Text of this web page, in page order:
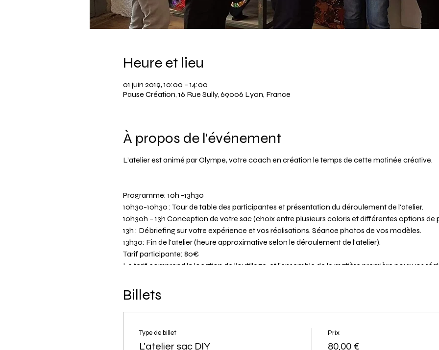
Heure et lieu
01 juin 2019, 10:00 – 14:00
Pause Création, 16 Rue Sully, 69006 Lyon, France
À propos de l'événement
L’atelier est animé par Olympe, votre coach en création le temps de cette matinée créative.
Programme: 10h -13h30
10h30-10h30 : Tour de table des participantes et présentation du déroulement de l'atelier.
10h30h – 13h Conception de votre sac (choix entre plusieurs coloris et différentes options de
13h : Débriefing sur votre expérience et vos réalisations. Séance photos de vos modèles.
13h30: Fin de l'atelier (heure approximative selon le déroulement de l’atelier).
Tarif participante: 80€
Le tarif comprend la location de l'outillage, et l'ensemble de la matière première pour vos
Annulation définitive de votre crédit au bout de 2 absences (sans possibilité de
Nombre maximum de participantes : 6.
Billets
Type de billet
L'atelier sac DIY
Prix
80,00 €